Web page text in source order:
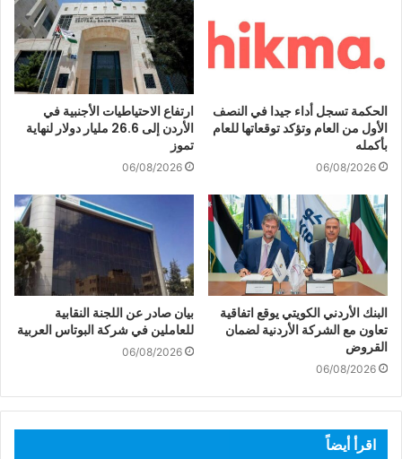
الحكمة تسجل أداء جيدا في النصف
الأول من العام وتؤكد توقعاتها للعام
بأكمله
06/08/2026
ارتفاع الاحتياطيات الأجنبية في
الأردن إلى 26.6 مليار دولار لنهاية
تموز
06/08/2026
البنك الأردني الكويتي يوقع اتفاقية
تعاون مع الشركة الأردنية لضمان
القروض
06/08/2026
بيان صادر عن اللجنة النقابية
للعاملين في شركة البوتاس العربية
06/08/2026
اقرأ أيضاً